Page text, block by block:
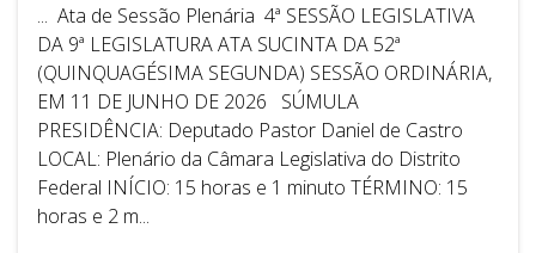
... Ata de Sessão Plenária 4ª SESSÃO LEGISLATIVA
DA 9ª LEGISLATURA ATA SUCINTA DA 52ª
(QUINQUAGÉSIMA SEGUNDA) SESSÃO ORDINÁRIA,
EM 11 DE JUNHO DE 2026 SÚMULA
PRESIDÊNCIA: Deputado Pastor Daniel de Castro
LOCAL: Plenário da Câmara Legislativa do Distrito
Federal INÍCIO: 15 horas e 1 minuto TÉRMINO: 15
horas e 2 m...